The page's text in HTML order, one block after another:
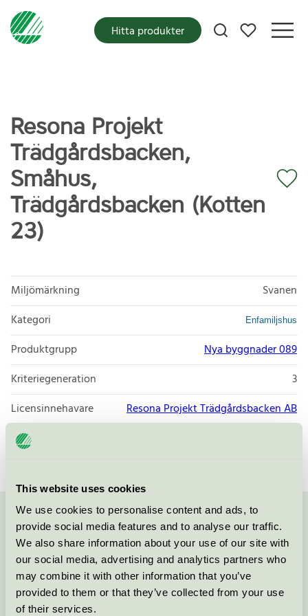
This website uses cookies
We use cookies to personalise content and ads, to
provide social media features and to analyse our traffic.
We also share information about your use of our site with
our social media, advertising and analytics partners who
may combine it with other information that you’ve
provided to them or that they’ve collected from your use
of their services.
Mina favoriter
Hitta produkter
Resona Projekt
Trädgårdsbacken,
Småhus,
Trädgårdsbacken (Kotten
23)
Miljömärkning
Svanen
Kategori
Enfamiljshus
Produktgrupp
Nya byggnader 089
Kriteriegeneration
3
Licensinnehavare
Resona Projekt Trädgårdsbacken AB
Licensnummer
Kontakta oss på08-55 55 24 00eller via formuläret: